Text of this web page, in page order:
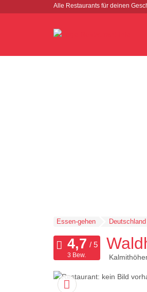
Alle Restaurants für deinen
Essen-gehen Deutschland
3 Bew.